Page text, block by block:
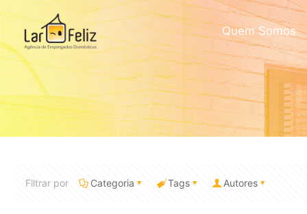
Quem Somos
Filtrar por Categoria Tags Autores